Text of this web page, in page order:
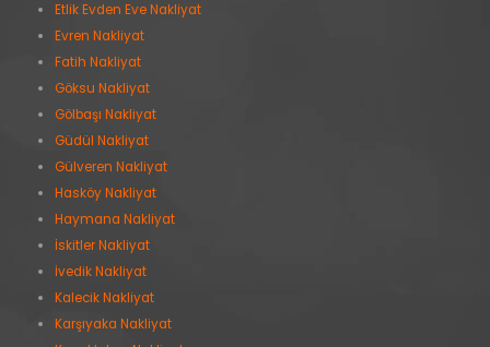
Etlik Evden Eve Nakliyat
Evren Nakliyat
Fatih Nakliyat
Göksu Nakliyat
Gölbaşı Nakliyat
Güdül Nakliyat
Gülveren Nakliyat
Hasköy Nakliyat
Haymana Nakliyat
İskitler Nakliyat
İvedik Nakliyat
Kalecik Nakliyat
Karşıyaka Nakliyat